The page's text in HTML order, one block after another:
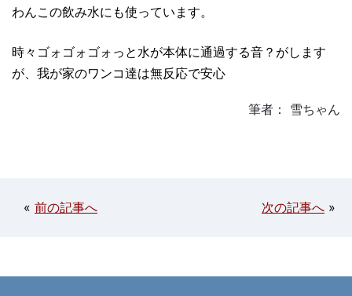
わんこの飲み水にも使っています。
時々ゴォゴォゴォっと水が本体に通過する音？がします
が、我が家のワンコ達は無反応で安心
筆者： 雪ちゃん
« 前の記事へ 次の記事へ »